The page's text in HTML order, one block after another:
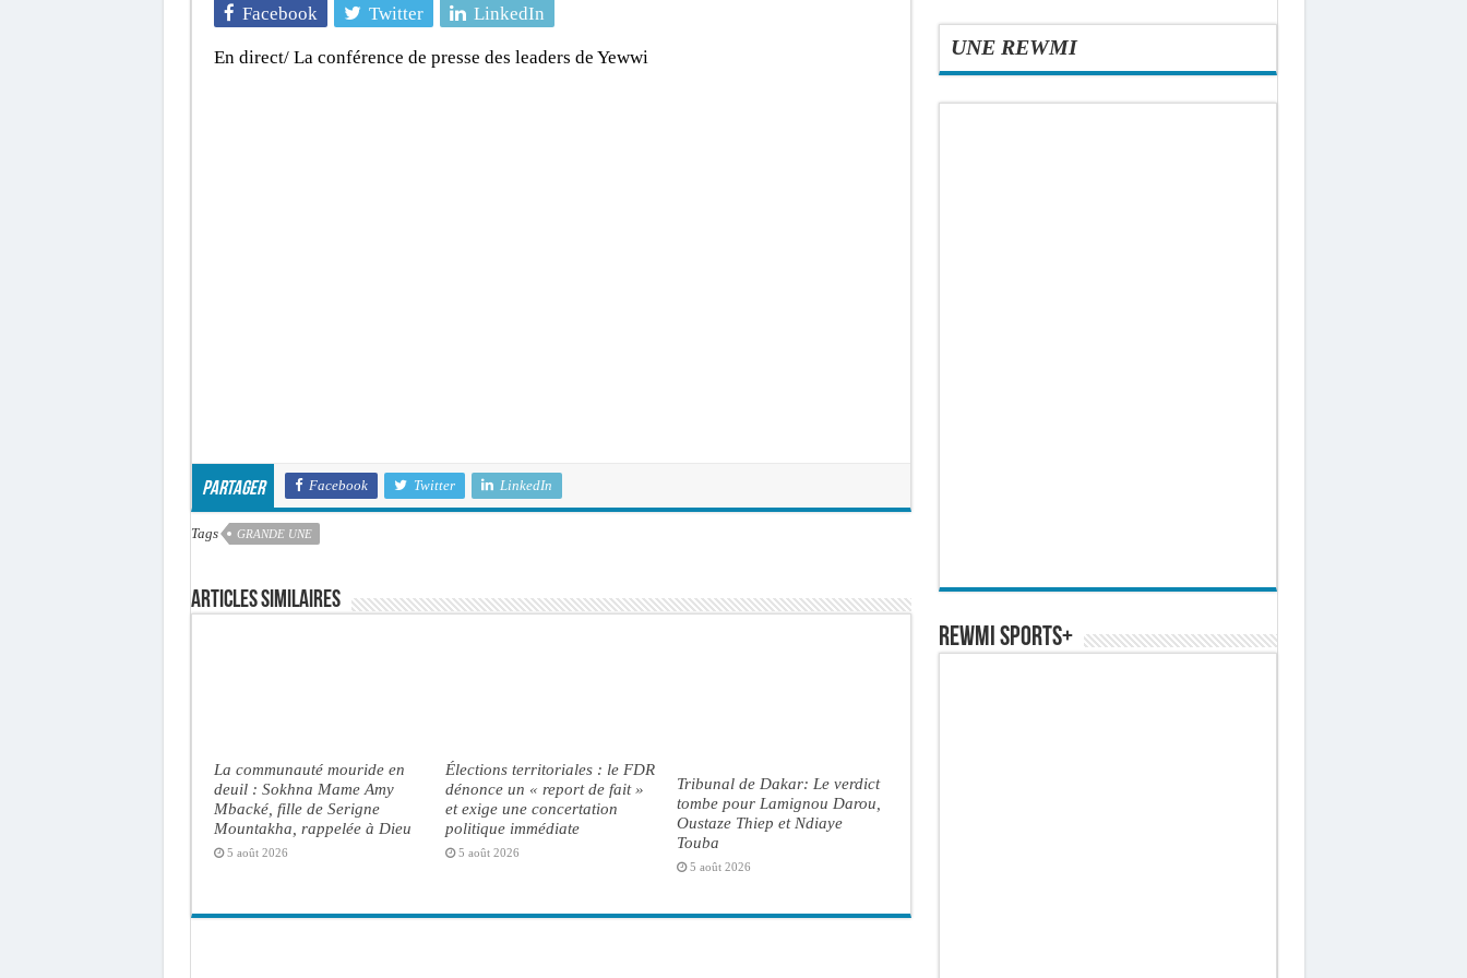
Facebook Twitter LinkedIn
En direct/ La conférence de presse des leaders de Yewwi
Partager Facebook Twitter LinkedIn
Tags GRANDE UNE
Articles similaires
La communauté mouride en
deuil : Sokhna Mame Amy
Mbacké, fille de Serigne
Mountakha, rappelée à Dieu
5 août 2026
Élections territoriales : le FDR
dénonce un « report de fait »
et exige une concertation
politique immédiate
5 août 2026
Tribunal de Dakar: Le verdict
tombe pour Lamignou Darou,
Oustaze Thiep et Ndiaye
Touba
5 août 2026
UNE REWMI
REWMI SPORTS+